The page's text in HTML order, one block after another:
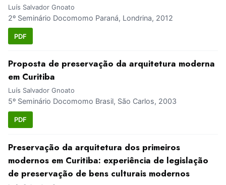
Luís Salvador Gnoato
2º Seminário Docomomo Paraná, Londrina, 2012
PDF
Proposta de preservação da arquitetura moderna
em Curitiba
Luís Salvador Gnoato
5º Seminário Docomomo Brasil, São Carlos, 2003
PDF
Preservação da arquitetura dos primeiros
modernos em Curitiba: experiência de legislação
de preservação de bens culturais modernos